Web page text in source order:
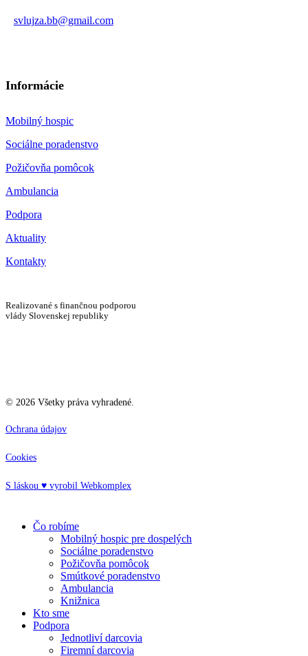
svlujza.bb@gmail.com
Informácie
Mobilný hospic
Sociálne poradenstvo
Požičovňa pomôcok
Ambulancia
Podpora
Aktuality
Kontakty
Realizované s finančnou podporou
vlády Slovenskej republiky
© 2026 Všetky práva vyhradené.
Ochrana údajov
Cookies
S láskou ♥ vyrobil Webkomplex
Close
Čo robíme
Mobilný hospic pre dospelých
Sociálne poradenstvo
Požičovňa pomôcok
Smútkové poradenstvo
Ambulancia
Knižnica
Kto sme
Podpora
Jednotliví darcovia
Firemní darcovia